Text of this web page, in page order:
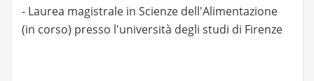
- Laurea magistrale in Scienze dell'Alimentazione
(in corso) presso l'università degli studi di Firenze